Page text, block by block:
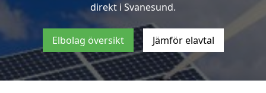
direkt i Svanesund.
Elbolag översikt Jämför elavtal